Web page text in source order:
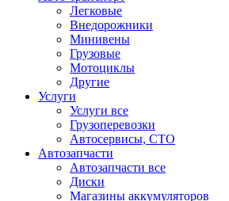
Легковые
Внедорожники
Минивены
Грузовые
Мотоциклы
Другие
Услуги
Услуги все
Грузоперевозки
Автосервисы, СТО
Автозапчасти
Автозапчасти все
Диски
Магазины аккумуляторов